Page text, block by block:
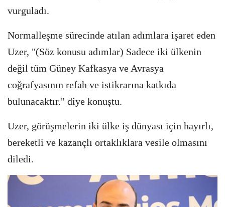
vurguladı.
Normalleşme sürecinde atılan adımlara işaret eden
Uzer, "(Söz konusu adımlar) Sadece iki ülkenin
değil tüm Güney Kafkasya ve Avrasya
coğrafyasının refah ve istikrarına katkıda
bulunacaktır." diye konuştu.
Uzer, görüşmelerin iki ülke iş dünyası için hayırlı,
bereketli ve kazançlı ortaklıklara vesile olmasını
diledi.